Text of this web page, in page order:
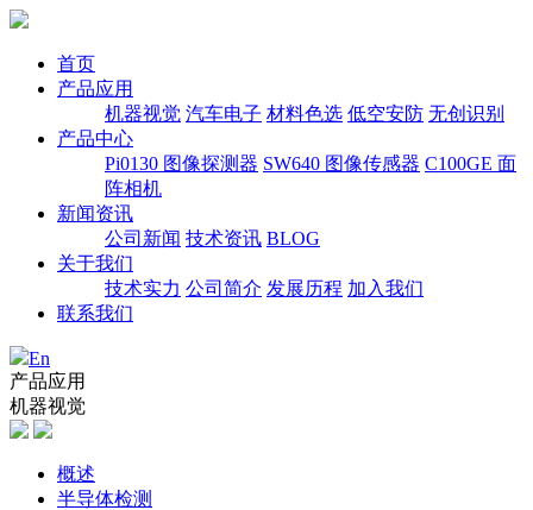
首页
产品应用
机器视觉 汽车电子 材料色选 低空安防 无创识别
产品中心
Pi0130 图像探测器 SW640 图像传感器 C100GE 面
阵相机
新闻资讯
公司新闻 技术资讯 BLOG
关于我们
技术实力 公司简介 发展历程 加入我们
联系我们
En
产品应用
机器视觉
概述
半导体检测